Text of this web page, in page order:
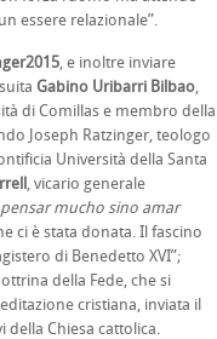
essere relazionale”.
, e inoltre inviare
Gabino Uribarri Bilbao
di Comillas e membro della
Joseph Ratzinger, teologo
Università della Santa
, vicario generale
mucho sino amar
ci è stata donata. Il fascino
di Benedetto XVI”;
della Fede, che si
cristiana, inviata il
Chiesa cattolica.